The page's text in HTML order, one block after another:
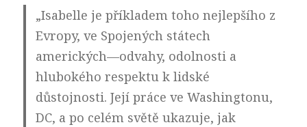
„Isabelle je příkladem toho nejlepšího z
Evropy, ve Spojených státech
amerických—odvahy, odolnosti a
hlubokého respektu k lidské
důstojnosti. Její práce ve Washingtonu,
DC, a po celém světě ukazuje, jak